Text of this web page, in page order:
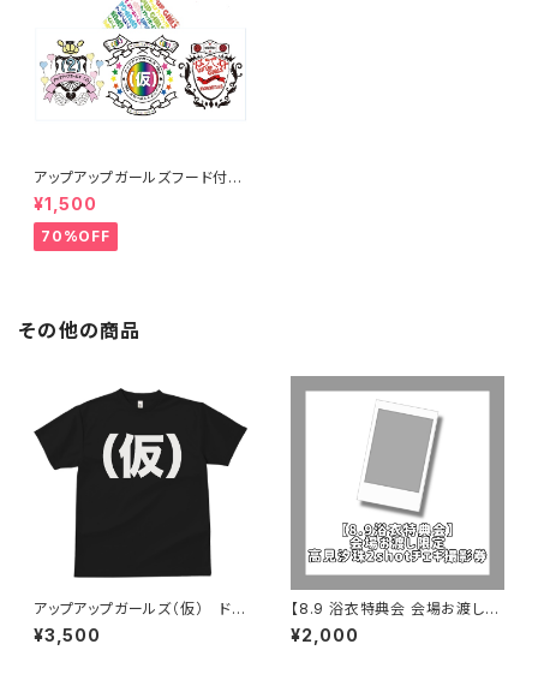
アップアップガールズフード付き
タオル
¥1,500
70%OFF
その他の商品
アップアップガールズ（仮） ドラ
イ（仮）Tシャツ
¥3,500
【8.9 浴衣特典会 会場お渡し限
定】高見汐珠 2shotチェキ撮影
券 ※発送はいたしません
¥2,000